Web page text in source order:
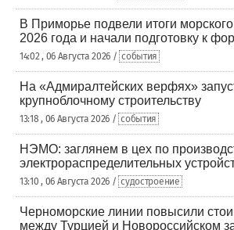
В Приморье подвели итоги морского
2026 года и начали подготовку к
14:02 , 06 Августа 2026 / события
На «Адмиралтейских верфях»
крупноблочному строительству
13:18 , 06 Августа 2026 / события
НЭМО: заглянем в цех по
электрораспределительных
13:10 , 06 Августа 2026 / судостроение
Черноморские линии повысили
между Турцией и Новороссийском